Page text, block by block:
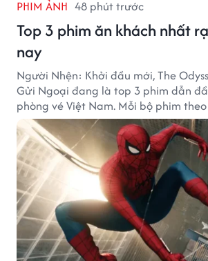
PHIM ẢNH 48 phút trước
Top 3 phim ăn khách nhất
nay
Người Nhện: Khởi đầu mới, The
Gửi Ngoại đang là top 3 phim dẫn
phòng vé Việt Nam. Mỗi bộ phim
sắc khác nhau nhưng đều ghi nhận
doanh thu đáng chú ý.